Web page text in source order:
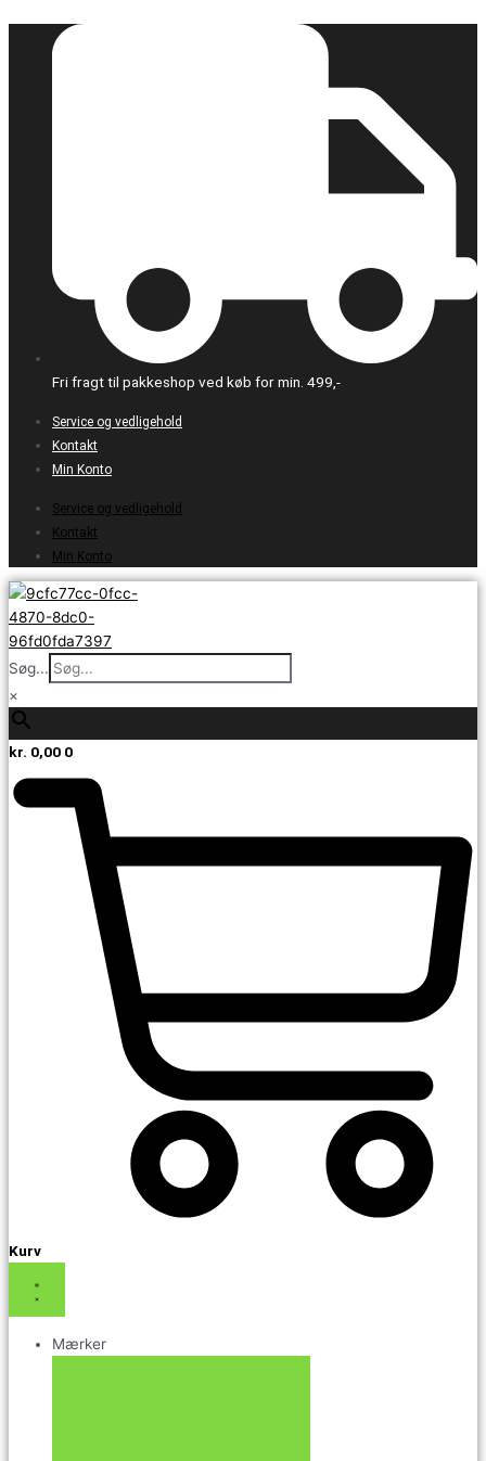
Fri fragt til pakkeshop ved køb for min. 499,-
Service og vedligehold
Kontakt
Min Konto
Service og vedligehold
Kontakt
Min Konto
Søg...
×
kr. 0,00 0
Kurv
Mærker